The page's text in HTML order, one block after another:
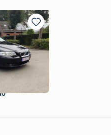
Bewaren
Mijn
Favorieten